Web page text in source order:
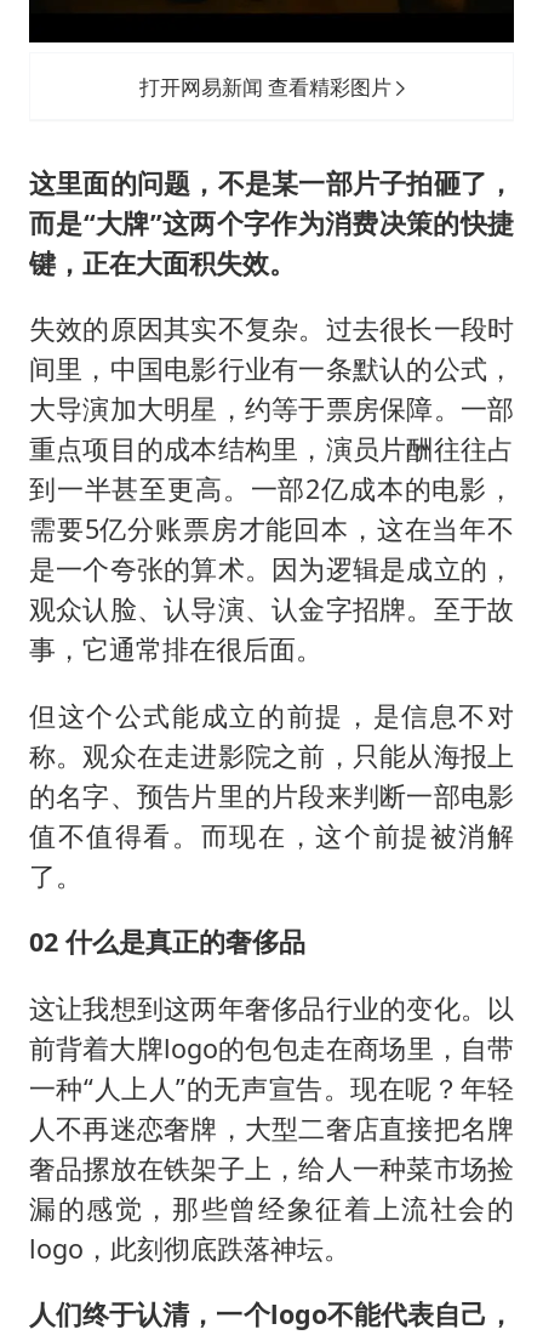
打开网易新闻 查看精彩图片
这里面的问题，不是某一部片子拍砸了，
而是“大牌”这两个字作为消费决策的快捷
键，正在大面积失效。
失效的原因其实不复杂。过去很长一段时
间里，中国电影行业有一条默认的公式，
大导演加大明星，约等于票房保障。一部
重点项目的成本结构里，演员片酬往往占
到一半甚至更高。一部2亿成本的电影，
需要5亿分账票房才能回本，这在当年不
是一个夸张的算术。因为逻辑是成立的，
观众认脸、认导演、认金字招牌。至于故
事，它通常排在很后面。
但这个公式能成立的前提，是信息不对
称。观众在走进影院之前，只能从海报上
的名字、预告片里的片段来判断一部电影
值不值得看。而现在，这个前提被消解
了。
02 什么是真正的奢侈品
这让我想到这两年奢侈品行业的变化。以
前背着大牌logo的包包走在商场里，自带
一种“人上人”的无声宣告。现在呢？年轻
人不再迷恋奢牌，大型二奢店直接把名牌
奢品摞放在铁架子上，给人一种菜市场捡
漏的感觉，那些曾经象征着上流社会的
logo，此刻彻底跌落神坛。
人们终于认清，一个logo不能代表自己，